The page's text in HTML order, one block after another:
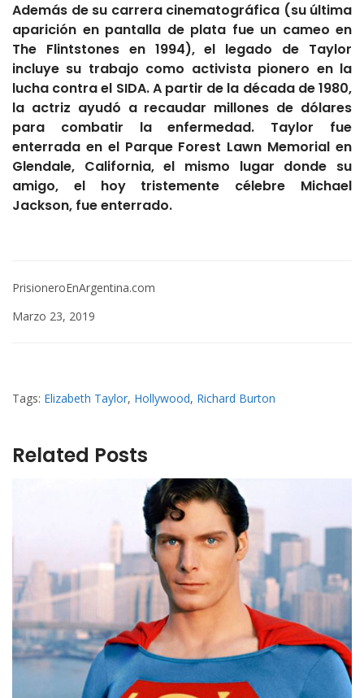
Además de su carrera cinematográfica (su última
aparición en pantalla de plata fue un cameo en
The Flintstones en 1994), el legado de Taylor
incluye su trabajo como activista pionero en la
lucha contra el SIDA. A partir de la década de 1980,
la actriz ayudó a recaudar millones de dólares
para combatir la enfermedad. Taylor fue
enterrada en el Parque Forest Lawn Memorial en
Glendale, California, el mismo lugar donde su
amigo, el hoy tristemente célebre Michael
Jackson, fue enterrado.
PrisioneroEnArgentina.com
Marzo 23, 2019
Tags: Elizabeth Taylor, Hollywood, Richard Burton
Related Posts